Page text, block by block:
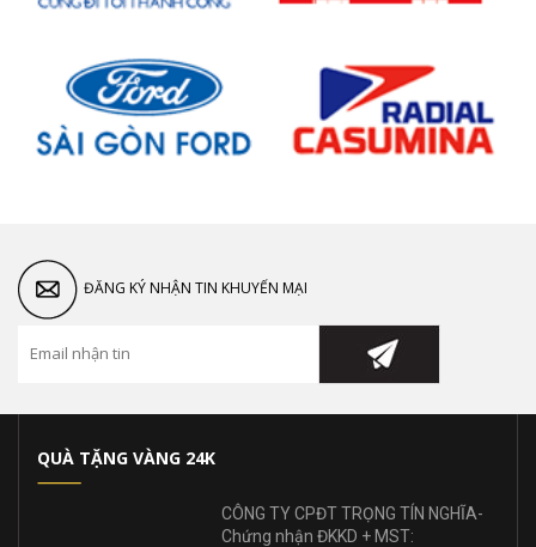
ĐĂNG KÝ NHẬN TIN KHUYẾN MẠI
QUÀ TẶNG VÀNG 24K
CÔNG TY CPĐT TRỌNG TÍN NGHĨA-
Chứng nhận ĐKKD + MST: